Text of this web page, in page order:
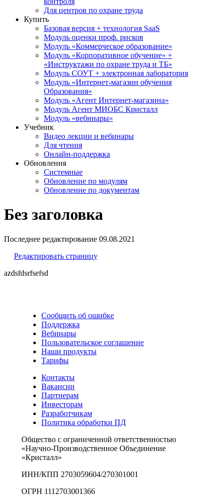
Для центров по охране труда
Купить
Базовая версия + технология SaaS
Модуль оценки проф. рисков
Модуль «Коммерческое образование»
Модуль «Корпоративное обучение» +
«Инструктажи по охране труда и ТБ»
Модуль СОУТ + электронная лаборатория
Модуль «Интернет-магазин обучения
Образования»
Модуль «Агент Интернет-магазина»
Модуль Агент МИОБС Кристалл
Модуль «вебинары»
Учебник
Видео лекции и вебинары
Для чтения
Онлайн-поддержка
Обновления
Системные
Обновление по модулям
Обновление по документам
Без заголовка
Последнее редактирование 09.08.2021
Редактировать страницу
azdsfdsrfsefsd
Сообщить об ошибке
Поддержка
Вебинары
Пользовательское соглашение
Наши продукты
Тарифы
Контакты
Вакансии
Партнерам
Инвесторам
Разработчикам
Политика обработки ПД
Общество с ограниченной ответственностью
«Научно-Производственное Объединение
«Кристалл»
ИНН/КПП 2703059604/270301001
ОГРН 1112703001366